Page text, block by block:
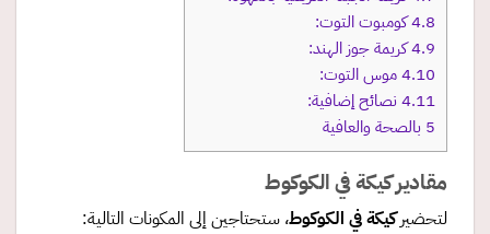
4.8كومبوت التوت:
4.9كريمة جوز الهند:
4.10موس التوت:
4.11 نصائح إضافية:
5 بالصحة والعافية
مقادير كيكة في الكوكوط
لتحضيركيكة في الكوكوط، ستحتاجين إلى المكونات التالية: